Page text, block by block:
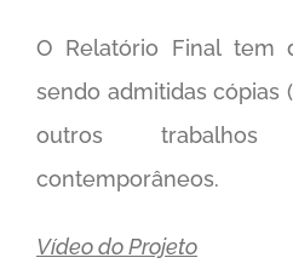
O Relatório Final tem
sendo admitidas cópias
outros
contemporâneos.
Vídeo do Projeto